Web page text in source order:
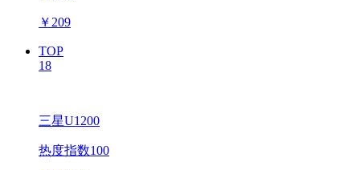
￥ 209
TOP
18
三星U1200
热度指数100